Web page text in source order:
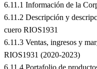
6.11.1 Información de la
6.11.2 Descripción y
cuero RIOS1931
6.11.3 Ventas, ingresos y
RIOS1931 (2020-2023)